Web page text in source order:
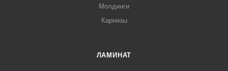
Молдинги
Карнизы
ЛАМИНАТ